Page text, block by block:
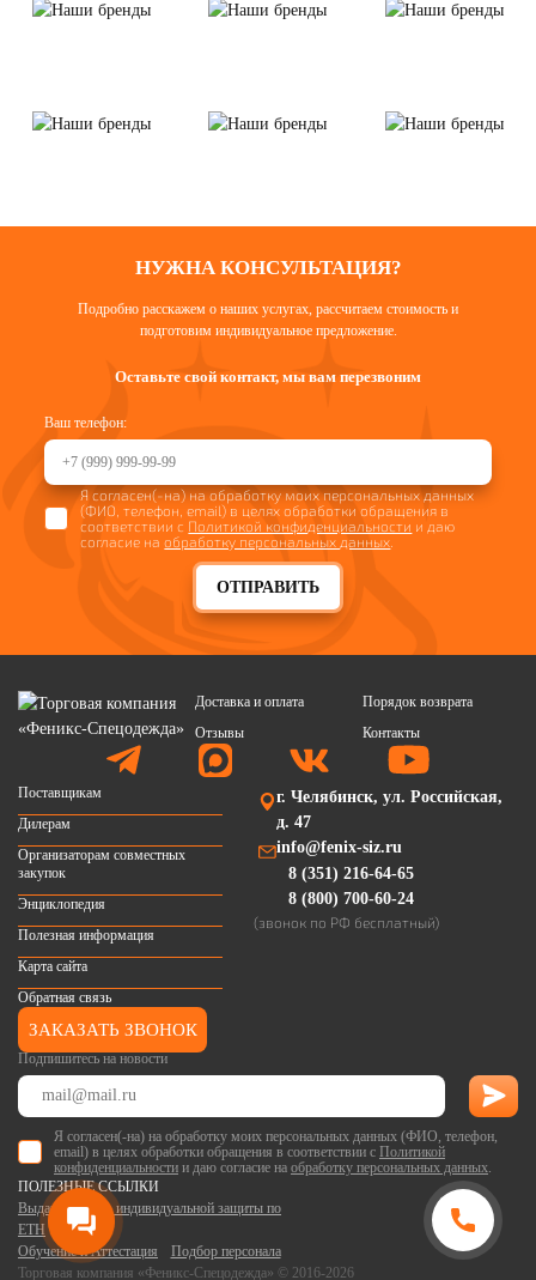
НУЖНА КОНСУЛЬТАЦИЯ?
Подробно расскажем о наших услугах, рассчитаем стоимость и
подготовим индивидуальное предложение.
Оставьте свой контакт, мы вам перезвоним
Ваш телефон:
ОТПРАВИТЬ
Я согласен(-на) на обработку моих персональных данных
(ФИО, телефон, email) в целях обработки обращения в
соответствии с Политикой конфиденциальности и даю
согласие наобработку персональных данных
Доставка и оплата
Порядок возврата
Отзывы
Контакты
Подпишитесь на новости
Я согласен(-на) на обработку моих персональных данных (ФИО, телефон,
email) в целях обработки обращения в соответствии с Политикой
конфиденциальности и даю согласие на обработку персональных данных.
Торговая компания «Феникс-Спецодежда» © 2016-2026
Поставщикам
Дилерам
Организаторам совместных
закупок
Энциклопедия
Полезная информация
Карта сайта
Обратная связь
г. Челябинск, ул. Российская,
д. 47
info@fenix-siz.ru
8 (351) 216-64-65
8 (800) 700-60-24
(звонок по РФ бесплатный)
ЗАКАЗАТЬ ЗВОНОК
ПОЛЕЗНЫЕ ССЫЛКИ
Выдача средств индивидуальной защиты по
ЕТН
Обучение и Аттестация
Подбор персонала